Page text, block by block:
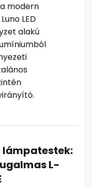
modern
LED
alakú
lámpatestek:
L-